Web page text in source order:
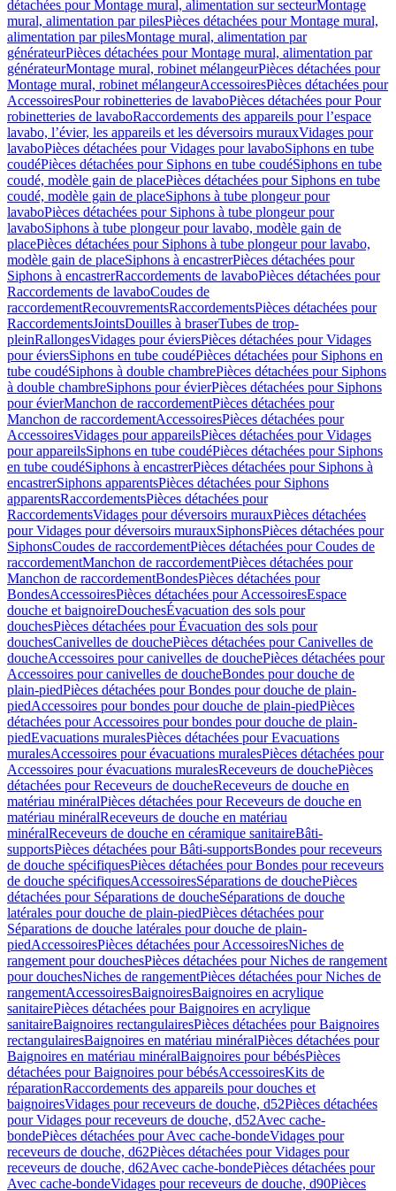
détachées pour Montage mural, alimentation sur secteurMontage
mural, alimentation par pilesPièces détachées pour Montage mural,
alimentation par pilesMontage mural, alimentation par
générateurPièces détachées pour Montage mural, alimentation par
générateurMontage mural, robinet mélangeurPièces détachées pour
Montage mural, robinet mélangeurAccessoiresPièces détachées pour
AccessoiresPour robinetteries de lavaboPièces détachées pour Pour
robinetteries de lavaboRaccordements des appareils pour l’espace
lavabo, l’évier, les appareils et les déversoirs murauxVidages pour
lavaboPièces détachées pour Vidages pour lavaboSiphons en tube
coudéPièces détachées pour Siphons en tube coudéSiphons en tube
coudé, modèle gain de placePièces détachées pour Siphons en tube
coudé, modèle gain de placeSiphons à tube plongeur pour
lavaboPièces détachées pour Siphons à tube plongeur pour
lavaboSiphons à tube plongeur pour lavabo, modèle gain de
placePièces détachées pour Siphons à tube plongeur pour lavabo,
modèle gain de placeSiphons à encastrerPièces détachées pour
Siphons à encastrerRaccordements de lavaboPièces détachées pour
Raccordements de lavaboCoudes de
raccordementRecouvrementsRaccordementsPièces détachées pour
RaccordementsJointsDouilles à braserTubes de trop-
pleinRallongesVidages pour éviersPièces détachées pour Vidages
pour éviersSiphons en tube coudéPièces détachées pour Siphons en
tube coudéSiphons à double chambrePièces détachées pour Siphons
à double chambreSiphons pour évierPièces détachées pour Siphons
pour évierManchon de raccordementPièces détachées pour
Manchon de raccordementAccessoiresPièces détachées pour
AccessoiresVidages pour appareilsPièces détachées pour Vidages
pour appareilsSiphons en tube coudéPièces détachées pour Siphons
en tube coudéSiphons à encastrerPièces détachées pour Siphons à
encastrerSiphons apparentsPièces détachées pour Siphons
apparentsRaccordementsPièces détachées pour
RaccordementsVidages pour déversoirs murauxPièces détachées
pour Vidages pour déversoirs murauxSiphonsPièces détachées pour
SiphonsCoudes de raccordementPièces détachées pour Coudes de
raccordementManchon de raccordementPièces détachées pour
Manchon de raccordementBondesPièces détachées pour
BondesAccessoiresPièces détachées pour AccessoiresEspace
douche et baignoireDouchesÉvacuation des sols pour
douchesPièces détachées pour Évacuation des sols pour
douchesCanivelles de douchePièces détachées pour Canivelles de
doucheAccessoires pour canivelles de douchePièces détachées pour
Accessoires pour canivelles de doucheBondes pour douche de
plain-piedPièces détachées pour Bondes pour douche de plain-
piedAccessoires pour bondes pour douche de plain-piedPièces
détachées pour Accessoires pour bondes pour douche de plain-
piedEvacuations muralesPièces détachées pour Evacuations
muralesAccessoires pour évacuations muralesPièces détachées pour
Accessoires pour évacuations muralesReceveurs de douchePièces
détachées pour Receveurs de doucheReceveurs de douche en
matériau minéralPièces détachées pour Receveurs de douche en
matériau minéralReceveurs de douche en matériau
minéralReceveurs de douche en céramique sanitaireBâti-
supportsPièces détachées pour Bâti-supportsBondes pour receveurs
de douche spécifiquesPièces détachées pour Bondes pour receveurs
de douche spécifiquesAccessoiresSéparations de douchePièces
détachées pour Séparations de doucheSéparations de douche
latérales pour douche de plain-piedPièces détachées pour
Séparations de douche latérales pour douche de plain-
piedAccessoiresPièces détachées pour AccessoiresNiches de
rangement pour douchesPièces détachées pour Niches de rangement
pour douchesNiches de rangementPièces détachées pour Niches de
rangementAccessoiresBaignoiresBaignoires en acrylique
sanitairePièces détachées pour Baignoires en acrylique
sanitaireBaignoires rectangulairesPièces détachées pour Baignoires
rectangulairesBaignoires en matériau minéralPièces détachées pour
Baignoires en matériau minéralBaignoires pour bébésPièces
détachées pour Baignoires pour bébésAccessoiresKits de
réparationRaccordements des appareils pour douches et
baignoiresVidages pour receveurs de douche, d52Pièces détachées
pour Vidages pour receveurs de douche, d52Avec cache-
bondePièces détachées pour Avec cache-bondeVidages pour
receveurs de douche, d62Pièces détachées pour Vidages pour
receveurs de douche, d62Avec cache-bondePièces détachées pour
Avec cache-bondeVidages pour receveurs de douche, d90Pièces